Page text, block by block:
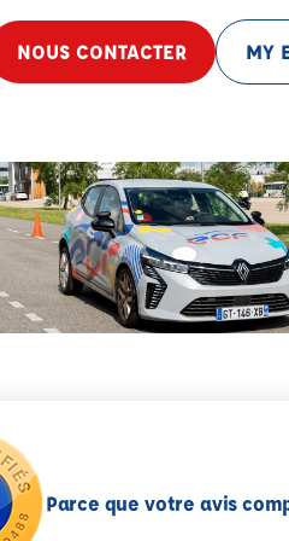
NOUS CONTACTER MY
Parce que votre avis